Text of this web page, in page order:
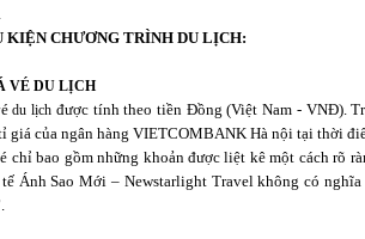
KIỆN CHƯƠNG TRÌNH DU LỊCH:
VÉ DU LỊCH
du lịch được tính theo tiền Đồng (Việt Nam - VNĐ).
giá của ngân hàng VIETCOMBANK Hà nội tại thời
chỉ bao gồm những khoản được liệt kê một cách rõ
Ánh Sao Mới – Newstarlight Travel không có